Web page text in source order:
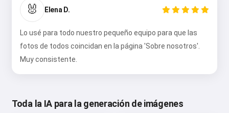
🐰 Elena D.
Lo usé para todo nuestro pequeño equipo para que las
fotos de todos coincidan en la página 'Sobre nosotros'.
Muy consistente.
Toda la IA para la generación de imágenes